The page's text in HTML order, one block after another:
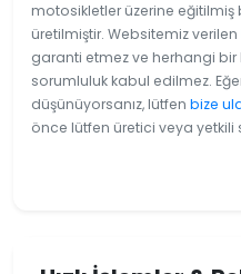
motosikletler üzerine
üretilmiştir. Websitemiz
garanti etmez ve herhangi bir
sorumluluk kabul edilmez.
düşünüyorsanız, lütfen bize
önce lütfen üretici veya yetkili